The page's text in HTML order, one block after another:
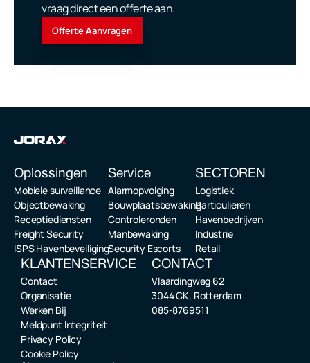
vraag direct een offerte aan.
Offerte Aanvragen
Oplossingen
Mobiele surveillance
Objectbewaking
Receptiediensten
Freight Security
ISPS Havenbeveiliging
Service
Alarmopvolging
Bouwplaatsbewaking
Controleronden
Manbewaking
Security Escorts
SECTOREN
Logistiek
Particulieren
Havenbedrijven
Industrie
Retail
KLANTENSERVICE
Contact
Organisatie
Werken Bij
Meldpunt Integriteit
Privacy Policy
Cookie Policy
CONTACT
Vlaardingweg 62
3044 CK, Rotterdam
085-8769511